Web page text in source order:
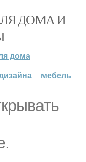
ДОМА И
дома
мебель